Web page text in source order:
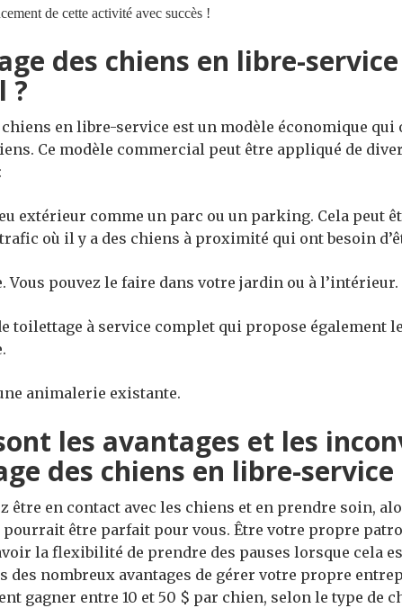
de cette activité avec succès !
des chiens en libre-
?
chiens en libre-service est un modèle économique qui
Ce modèle commercial peut être appliqué de
extérieur comme un parc ou un parking. Cela peut
où il y a des chiens à proximité qui ont besoin
Vous pouvez le faire dans votre jardin ou à l’intérieur.
toilettage à service complet qui propose également
animalerie existante.
les avantages et les
des chiens en libre-service
être en contact avec les chiens et en prendre soin,
pourrait être parfait pour vous. Être votre propre
la flexibilité de prendre des pauses lorsque cela
des nombreux avantages de gérer votre propre
gagner entre 10 et 50 $ par chien, selon le type de